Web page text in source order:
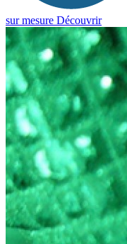
sur mesure Découvrir